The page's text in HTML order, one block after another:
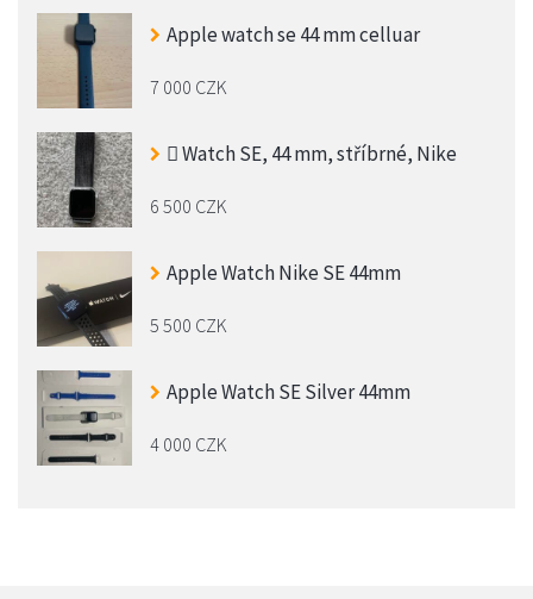
Apple watch se 44 mm celluar
7 000 CZK
 Watch SE, 44 mm, stříbrné, Nike
6 500 CZK
Apple Watch Nike SE 44mm
5 500 CZK
Apple Watch SE Silver 44mm
4 000 CZK